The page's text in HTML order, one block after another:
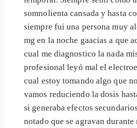
somnolienta cansada y hasta
siempre fui una persona muy
mg en la noche gaacias a que
cual me diagnostico la nada
profesional leyó mal el
cual estoy tomando algo que
vamos reduciendo la dosis
si generaba efectos
notado que se agravan